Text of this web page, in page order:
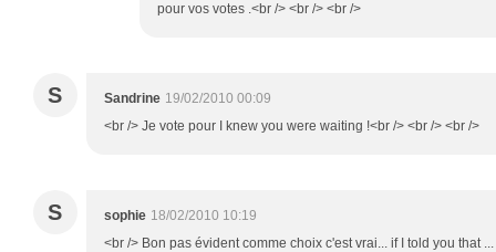
pour vos votes .<br /> <br /> <br />
S Sandrine 19/02/2010 00:09
<br /> Je vote pour I knew you were waiting !<br /> <br /> <br />
S sophie 18/02/2010 10:19
<br /> Bon pas évident comme choix c'est vrai... if I told you that